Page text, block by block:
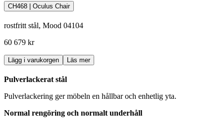
CH468 | Oculus Chair
rostfritt stål, Mood 04104
60 679 kr
Lägg i varukorgen Läs mer
Pulverlackerat stål
Pulverlackering ger möbeln en hållbar och enhetlig yta.
Normal rengöring och normalt underhåll